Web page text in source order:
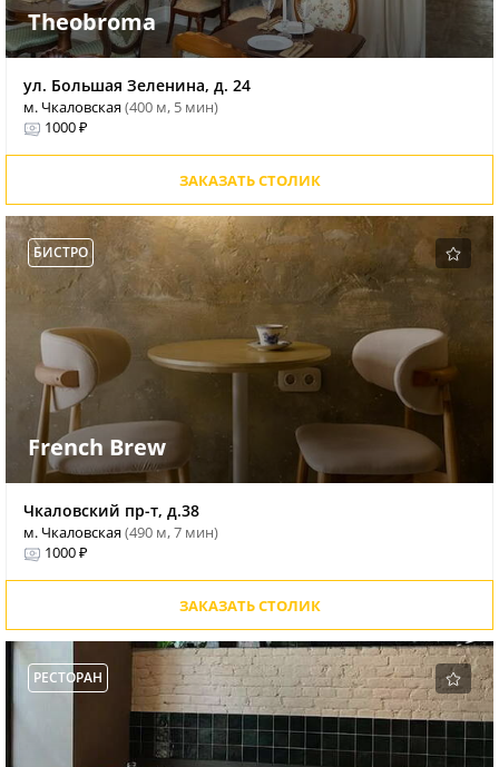
Theobroma
ул. Большая Зеленина, д. 24
м. Чкаловская(400 м, 5 мин)
1000 ₽
ЗАКАЗАТЬ СТОЛИК
БИСТРО
French Brew
Чкаловский пр-т, д.38
м. Чкаловская(490 м, 7 мин)
1000 ₽
ЗАКАЗАТЬ СТОЛИК
РЕСТОРАН